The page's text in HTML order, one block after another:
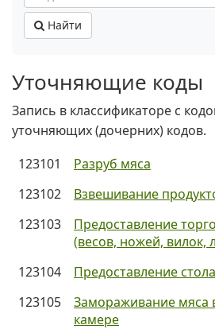
Найти
Уточняющие коды
Запись в классификаторе с
уточняющих (дочерних) кодов.
123101
Разруб мяса
123102
Взвешивание
123103
Предоставление
(весов, ножей, вилок,
123104
Предоставление стола
123105
Замораживание мяса
камере